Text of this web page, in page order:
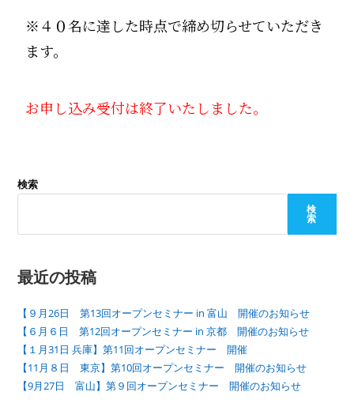
※４０名に達した時点で締め切らせていただき
ます。
お申し込み受付は終了いたしました。
検索
検
索
最近の投稿
【９月26日 第13回オープンセミナー in 富山 開催のお知らせ
【６月６日 第12回オープンセミナー in 京都 開催のお知らせ
【１月31日 兵庫】第11回オープンセミナー 開催
【11月８日 東京】第10回オープンセミナー 開催のお知らせ
【9月27日 富山】第９回オープンセミナー 開催のお知らせ